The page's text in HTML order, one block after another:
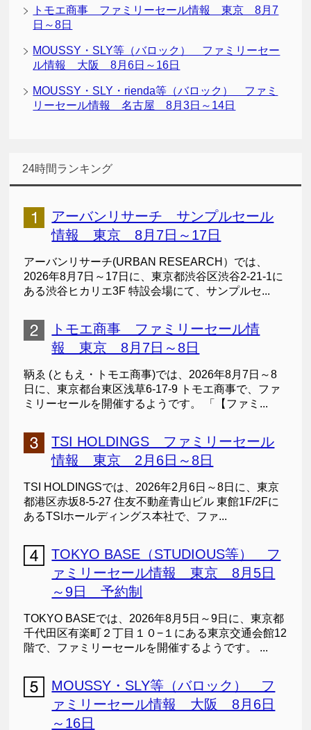
トモエ商事 ファミリーセール情報 東京 8月7
日～8日
MOUSSY・SLY等（バロック） ファミリーセー
ル情報 大阪 8月6日～16日
MOUSSY・SLY・rienda等（バロック） ファミ
リーセール情報 名古屋 8月3日～14日
24時間ランキング
アーバンリサーチ サンプルセール
情報 東京 8月7日～17日
アーバンリサーチ(URBAN RESEARCH）では、
2026年8月7日～17日に、東京都渋谷区渋谷2-21-1に
ある渋谷ヒカリエ3F 特設会場にて、サンプルセ...
トモエ商事 ファミリーセール情
報 東京 8月7日～8日
鞆ゑ (ともえ・トモエ商事)では、2026年8月7日～8
日に、東京都台東区浅草6-17-9 トモエ商事で、ファ
ミリーセールを開催するようです。 「【ファミ...
TSI HOLDINGS ファミリーセール
情報 東京 2月6日～8日
TSI HOLDINGSでは、2026年2月6日～8日に、東京
都港区赤坂8-5-27 住友不動産青山ビル 東館1F/2Fに
あるTSIホールディングス本社で、ファ...
TOKYO BASE（STUDIOUS等） フ
ァミリーセール情報 東京 8月5日
～9日 予約制
TOKYO BASEでは、2026年8月5日～9日に、東京都
千代田区有楽町２丁目１０−１にある東京交通会館12
階で、ファミリーセールを開催するようです。 ...
MOUSSY・SLY等（バロック） フ
ァミリーセール情報 大阪 8月6日
～16日